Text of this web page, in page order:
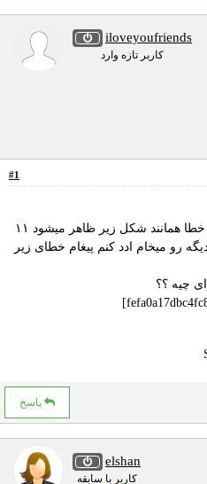
iloveyoufriends
کاربر تازه وارد
#1
بهنگام ساخت گروه در تلگرام پیغام خطا همانند شکل زیر ظاهر میشود ۱۱
رو میخام ادد کنم پیغام خطای زیر
چیه ؟؟
پاسخ
elshan
کاربر با سابقه